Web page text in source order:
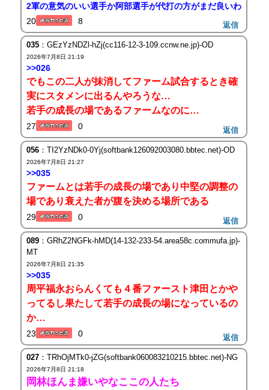
2軍の意気のいい選手か阿部選手が代打の方がまだ良いわ
20
8 返信
035：GEzYzNDZl-hZj(cc116-12-3-109.ccnw.ne.jp)-OD
2026年7月8日 21:19
>>026
でもこの二人が抹消してファーム試合するとき確
実にスタメンに出るんやろうな…
若手の成長の場であるファームなのに…
27 0 返信
056：TI2YzNDk0-0Yj(softbank126092003080.bbtec.net)-OD
2026年7月8日 21:27
>>035
ファームとは若手の成長の場であり中堅の調整の
場であり衰えた者が腹を決める場所である
29 0 返信
089：GRhZ2NGFk-hMD(14-132-233-54.area58c.commufa.jp)-
MT
2026年7月8日 21:35
>>035
周平福永おらんくても４番ファースト津田とかや
ってるし果たして若手の成長の場になっているの
か…
23 0 返信
027：TRhOjMTk0-jZG(softbank060083210215.bbtec.net)-NG
2026年7月8日 21:18
岡林ほんま嫌いやなここの人たち